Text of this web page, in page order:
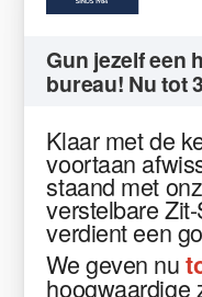
Gun jezelf een
bureau! Nu tot
Klaar met de
voortaan
staand met
verstelbare
verdient een
We geven nu
hoogwaardige